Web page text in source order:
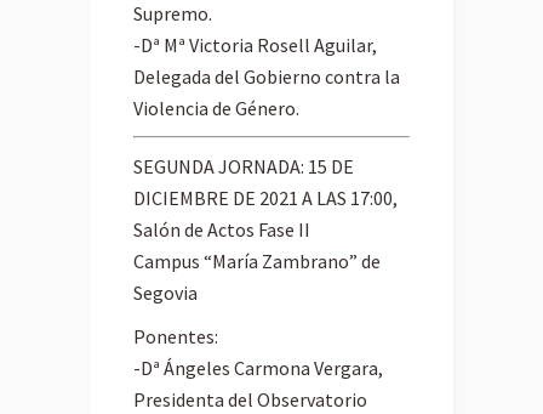
Supremo.
-Dª Mª Victoria Rosell Aguilar,
Delegada del Gobierno contra la
Violencia de Género.
SEGUNDA JORNADA: 15 DE
DICIEMBRE DE 2021 A LAS 17:00,
Salón de Actos Fase II
Campus “María Zambrano” de
Segovia
Ponentes:
-Dª Ángeles Carmona Vergara,
Presidenta del Observatorio